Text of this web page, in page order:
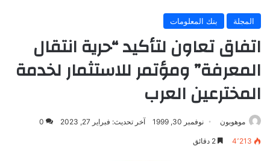
المجلة بنك المعلومات
اتفاق تعاون لتأكيد “حرية انتقال
المعرفة” ومؤتمر للاستثمار لخدمة
المخترعين العرب
موهوبون نوفمبر 30, 1999 آخر تحديث: فبراير 27, 2023 0
4٬213